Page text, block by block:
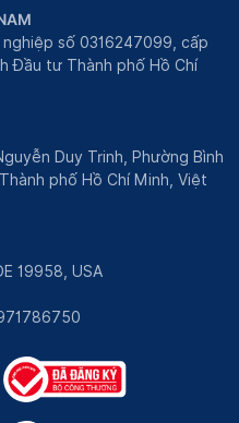
số 0316247099, cấp
Đầu tư Thành phố Hồ Chí
Duy Trinh, Phường Bình
phố Hồ Chí Minh, Việt
19958, USA